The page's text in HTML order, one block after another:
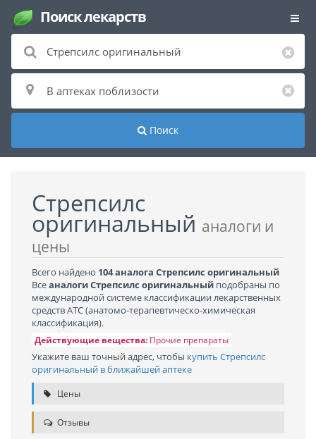
Поиск лекарств
Поиск
Стрепсилс
оригинальный аналоги и
цены
Всего найдено 104 аналога Стрепсилс оригинальный
Всеаналоги Стрепсилс оригинальный подобраны по
международной системе классификации лекарственных
средств АТС (анатомо-терапевтическо-химическая
классификация).
Действующие вещества: Прочие препараты
Укажите ваш точный адрес, чтобы купить Стрепсилс
оригинальный в ближайшей аптеке
Цены
Отзывы